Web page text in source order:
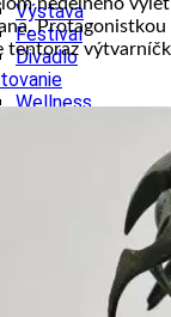
Výstava
Festival
Divadlo
Wellness
a agroturistika
obchod a
Protagonistkou
tentoraz